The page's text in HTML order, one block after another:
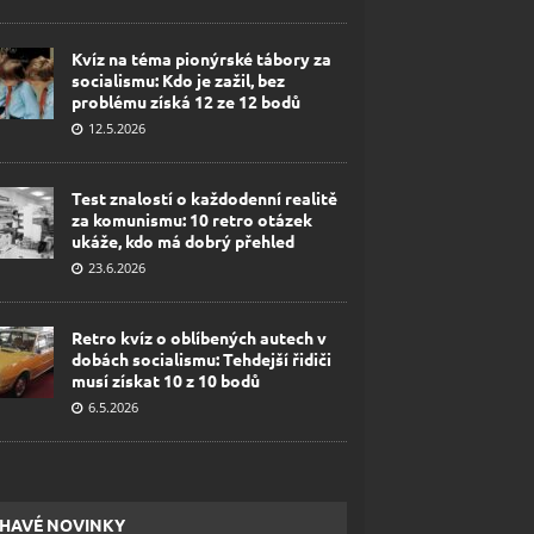
Kvíz na téma pionýrské tábory za
socialismu: Kdo je zažil, bez
problému získá 12 ze 12 bodů
12.5.2026
Test znalostí o každodenní realitě
za komunismu: 10 retro otázek
ukáže, kdo má dobrý přehled
23.6.2026
Retro kvíz o oblíbených autech v
dobách socialismu: Tehdejší řidiči
musí získat 10 z 10 bodů
6.5.2026
NOVINKY